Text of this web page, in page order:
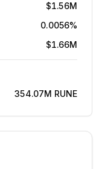
$1.56M
0.0056%
$1.66M
354.07M RUNE